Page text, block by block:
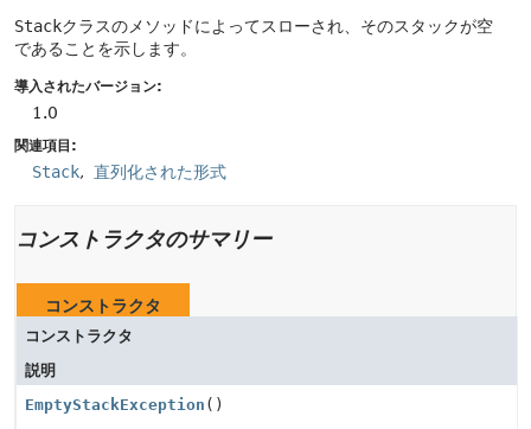
Stackクラスのメソッドによってスローされ、そのスタックが空
であることを示します。
導入されたバージョン:
1.0
関連項目:
Stack 直列化された形式
コンストラクタのサマリー
コンストラクタ
コンストラクタ
説明
EmptyStackException ()